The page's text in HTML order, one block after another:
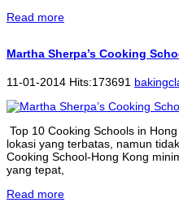
Read more
Martha Sherpa’s Cooking
11-01-2014 Hits:173691
Top 10 Cooking Schools in
lokasi yang terbatas, namun
Cooking School-Hong Kong
yang tepat,
Read more